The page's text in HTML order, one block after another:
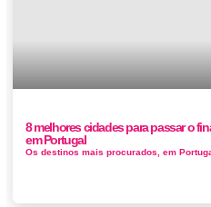
8 melhores cidades para passar o
em Portugal